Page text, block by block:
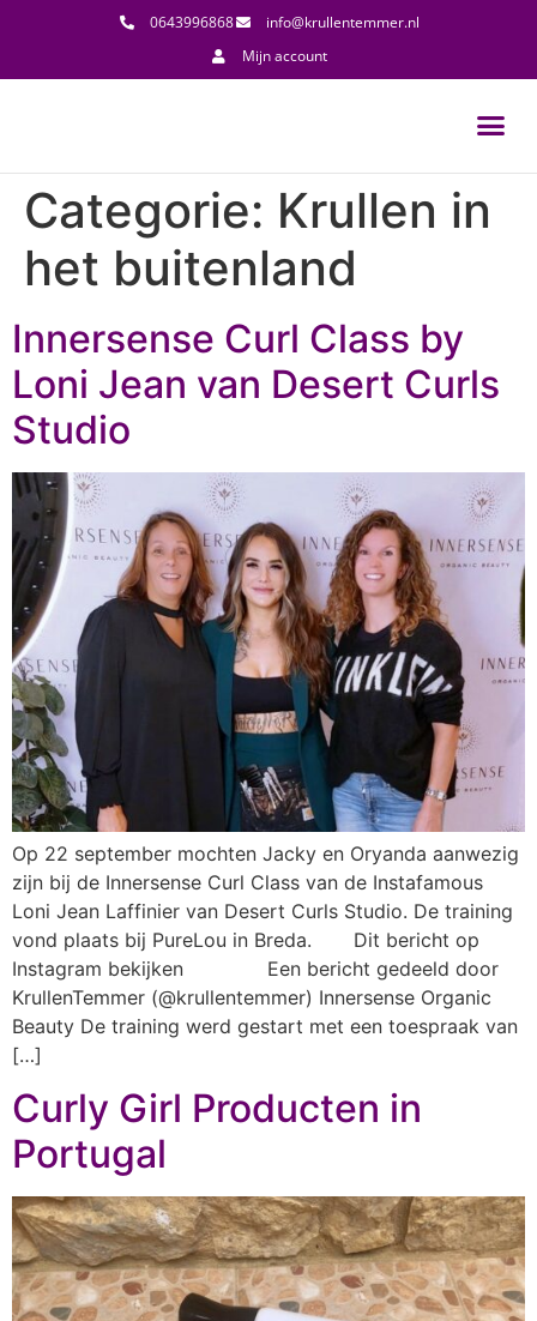
0643996868
info@krullentemmer.nl
Mijn account
Categorie: Krullen in
het buitenland
Innersense Curl Class by
Loni Jean van Desert Curls
Studio
Op 22 september mochten Jacky en Oryanda aanwezig
zijn bij de Innersense Curl Class van de Instafamous
Loni Jean Laffinier van Desert Curls Studio. De training
vond plaats bij PureLou in Breda. Dit bericht op
Instagram bekijken Een bericht gedeeld door
KrullenTemmer (@krullentemmer) Innersense Organic
Beauty De training werd gestart met een toespraak van
[…]
Curly Girl Producten in
Portugal